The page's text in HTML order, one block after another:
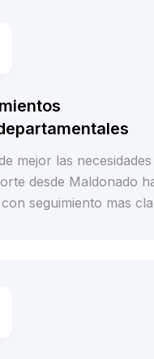
mejor las necesidades
desde Maldonado
seguimiento mas